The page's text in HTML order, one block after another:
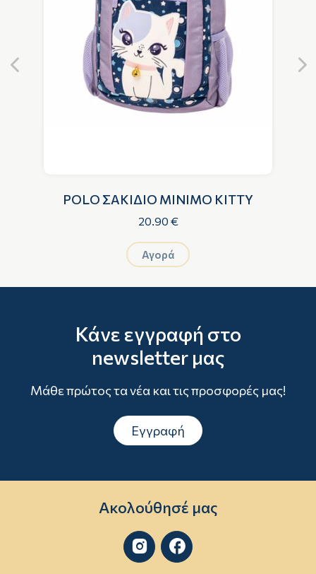
POLO ΣΑΚΙΔΙΟ MINIMO KITTY
20.90 €
Αγορά
Κάνε εγγραφή στο
newsletter μας
Μάθε πρώτος τα νέα και τις προσφορές μας!
Εγγραφή
Ακολούθησέ μας
 